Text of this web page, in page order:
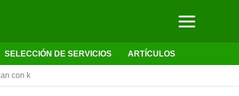
SELECCIÓN DE SERVICIOS ARTÍCULOS
con k